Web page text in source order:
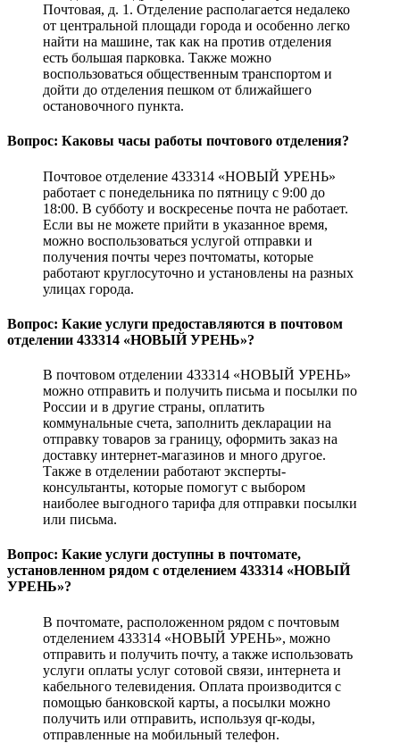
Почтовая, д. 1. Отделение располагается недалеко
от центральной площади города и особенно легко
найти на машине, так как на против отделения
есть большая парковка. Также можно
воспользоваться общественным транспортом и
дойти до отделения пешком от ближайшего
остановочного пункта.
Вопрос: Каковы часы работы почтового отделения?
Почтовое отделение 433314 «НОВЫЙ УРЕНЬ»
работает с понедельника по пятницу с 9:00 до
18:00. В субботу и воскресенье почта не работает.
Если вы не можете прийти в указанное время,
можно воспользоваться услугой отправки и
получения почты через почтоматы, которые
работают круглосуточно и установлены на разных
улицах города.
Вопрос: Какие услуги предоставляются в почтовом
отделении 433314 «НОВЫЙ УРЕНЬ»?
В почтовом отделении 433314 «НОВЫЙ УРЕНЬ»
можно отправить и получить письма и посылки по
России и в другие страны, оплатить
коммунальные счета, заполнить декларации на
отправку товаров за границу, оформить заказ на
доставку интернет-магазинов и много другое.
Также в отделении работают эксперты-
консультанты, которые помогут с выбором
наиболее выгодного тарифа для отправки посылки
или письма.
Вопрос: Какие услуги доступны в почтомате,
установленном рядом с отделением 433314 «НОВЫЙ
УРЕНЬ»?
В почтомате, расположенном рядом с почтовым
отделением 433314 «НОВЫЙ УРЕНЬ», можно
отправить и получить почту, а также использовать
услуги оплаты услуг сотовой связи, интернета и
кабельного телевидения. Оплата производится с
помощью банковской карты, а посылки можно
получить или отправить, используя qr-коды,
отправленные на мобильный телефон.